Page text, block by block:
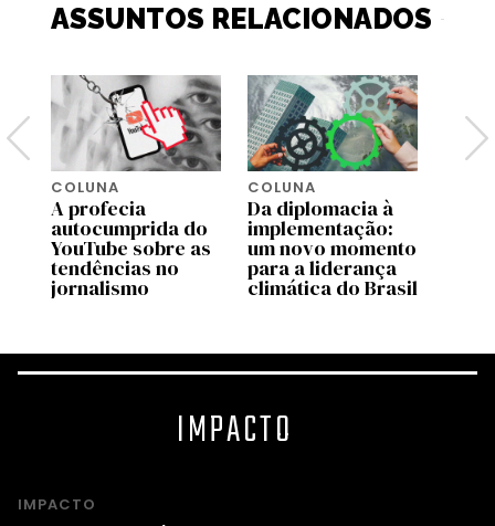
ASSUNTOS RELACIONADOS
COLUNA
A profecia
autocumprida do
YouTube sobre as
tendências no
jornalismo
COLUNA
Da diplomacia à
implementação:
um novo momento
para a liderança
climática do Brasil
IMPACTO
IMPACTO